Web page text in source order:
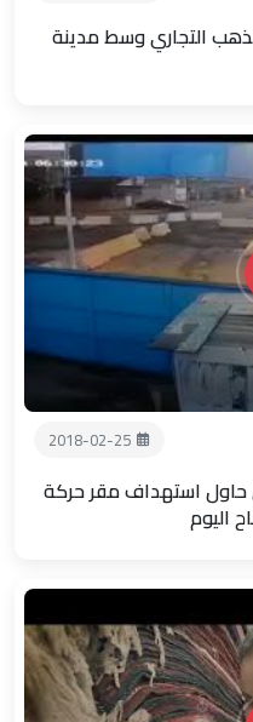
التجاري وسط مدينة
2018-02-25
حاول استهداف مقر حركة
اليوم